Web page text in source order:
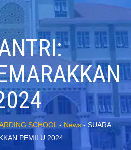
SCHOOL - News - SUARA
PEMILU 2024